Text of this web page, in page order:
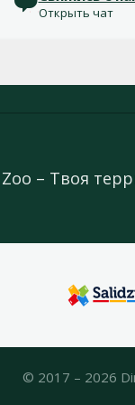
Открыть чат
– Твоя
© 2017 – 2026